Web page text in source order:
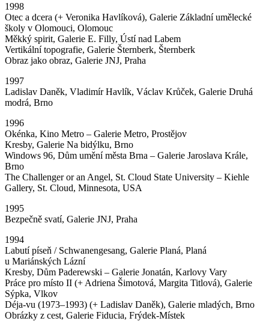
1998
Otec a dcera (+ Veronika Havlíková), Galerie Základní umělecké
školy v Olomouci, Olomouc
Měkký spirit, Galerie E. Filly, Ústí nad Labem
Vertikální topografie, Galerie Šternberk, Šternberk
Obraz jako obraz, Galerie JNJ, Praha
1997
Ladislav Daněk, Vladimír Havlík, Václav Krůček, Galerie Druhá
modrá, Brno
1996
Okénka, Kino Metro – Galerie Metro, Prostějov
Kresby, Galerie Na bidýlku, Brno
Windows 96, Dům umění města Brna – Galerie Jaroslava Krále,
Brno
The Challenger or an Angel, St. Cloud State University – Kiehle
Gallery, St. Cloud, Minnesota, USA
1995
Bezpečně svatí, Galerie JNJ, Praha
1994
Labutí píseň / Schwanengesang, Galerie Planá, Planá
u Mariánských Lázní
Kresby, Dům Paderewski – Galerie Jonatán, Karlovy Vary
Práce pro místo II (+ Adriena Šimotová, Margita Titlová), Galerie
Sýpka, Vlkov
Déja-vu (1973–1993) (+ Ladislav Daněk), Galerie mladých, Brno
Obrázky z cest, Galerie Fiducia, Frýdek-Místek